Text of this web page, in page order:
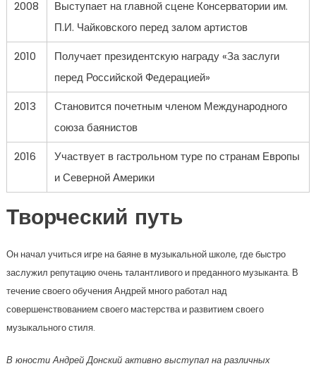
2008
Выступает на главной сцене Консерватории им.
П.И. Чайковского перед залом артистов
2010
Получает президентскую награду «За заслуги
перед Российской Федерацией»
2013
Становится почетным членом Международного
союза баянистов
2016
Участвует в гастрольном туре по странам Европы
и Северной Америки
Творческий путь
Он начал учиться игре на баяне в музыкальной школе, где быстро
заслужил репутацию очень талантливого и преданного музыканта. В
течение своего обучения Андрей много работал над
совершенствованием своего мастерства и развитием своего
музыкального стиля.
В юности Андрей Донский активно выступал на различных